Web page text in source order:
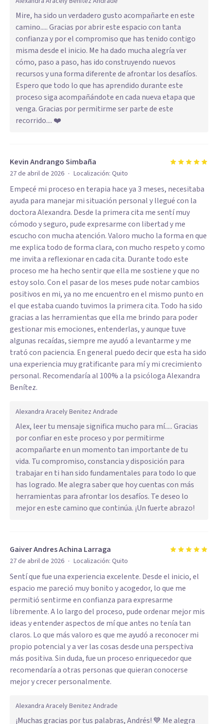
Mire, ha sido un verdadero gusto acompañarte en este
camino..... Gracias por abrir este espacio con tanta
confianza y por el compromiso que has tenido contigo
misma desde el inicio. Me ha dado mucha alegría ver
cómo, paso a paso, has ido construyendo nuevos
recursos y una forma diferente de afrontar los desafíos.
Espero que todo lo que has aprendido durante este
proceso siga acompañándote en cada nueva etapa que
venga. Gracias por permitirme ser parte de este
recorrido.... ❤️
Kevin Andrango Simbaña
27 de abril de 2026 · Localización: Quito
Empecé mi proceso en terapia hace ya 3 meses, necesitaba
ayuda para manejar mi situación personal y llegué con la
doctora Alexandra. Desde la primera cita me sentí muy
cómodo y seguro, pude expresarme con libertad y me
escucho con mucha atención. Valoro mucho la forma en que
me explica todo de forma clara, con mucho respeto y como
me invita a reflexionar en cada cita. Durante todo este
proceso me ha hecho sentir que ella me sostiene y que no
estoy solo. Con el pasar de los meses pude notar cambios
positivos en mi, ya no me encuentro en el mismo punto en
el que estaba cuando tuvimos la primera cita. Todo ha sido
gracias a las herramientas que ella me brindo para poder
gestionar mis emociones, entenderlas, y aunque tuve
algunas recaídas, siempre me ayudó a levantarme y me
trató con paciencia. En general puedo decir que esta ha sido
una experiencia muy gratificante para mí y mi crecimiento
personal. Recomendaría al 100% a la psicóloga Alexandra
Benítez.
Alexandra Aracely Benitez Andrade
Alex, leer tu mensaje significa mucho para mí..... Gracias
por confiar en este proceso y por permitirme
acompañarte en un momento tan importante de tu
vida. Tu compromiso, constancia y disposición para
trabajar en ti han sido fundamentales para todo lo que
has logrado. Me alegra saber que hoy cuentas con más
herramientas para afrontar los desafíos. Te deseo lo
mejor en este camino que continúa. ¡Un fuerte abrazo!
Gaiver Andres Achina Larraga
27 de abril de 2026 · Localización: Quito
Sentí que fue una experiencia excelente. Desde el inicio, el
espacio me pareció muy bonito y acogedor, lo que me
permitió sentirme en confianza para expresarme
libremente. A lo largo del proceso, pude ordenar mejor mis
ideas y entender aspectos de mí que antes no tenía tan
claros. Lo que más valoro es que me ayudó a reconocer mi
propio potencial y a ver las cosas desde una perspectiva
más positiva. Sin duda, fue un proceso enriquecedor que
recomendaría a otras personas que quieran conocerse
mejor y crecer personalmente.
Alexandra Aracely Benitez Andrade
¡Muchas gracias por tus palabras, Andrés! 💙 Me alegra